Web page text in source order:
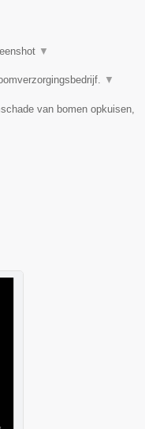
▼
▼
van bomen opkuisen,